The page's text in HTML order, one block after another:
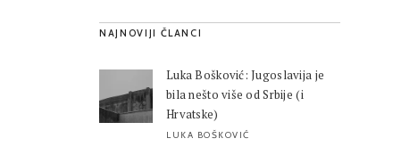
NAJNOVIJI ČLANCI
Luka Bošković: Jugoslavija je
bila nešto više od Srbije (i
Hrvatske)
LUKA BOŠKOVIĆ